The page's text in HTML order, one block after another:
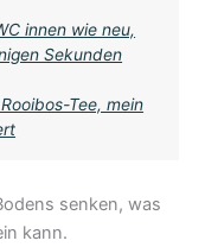
innen wie neu,
Sekunden
Tee, mein
senken, was
kann.